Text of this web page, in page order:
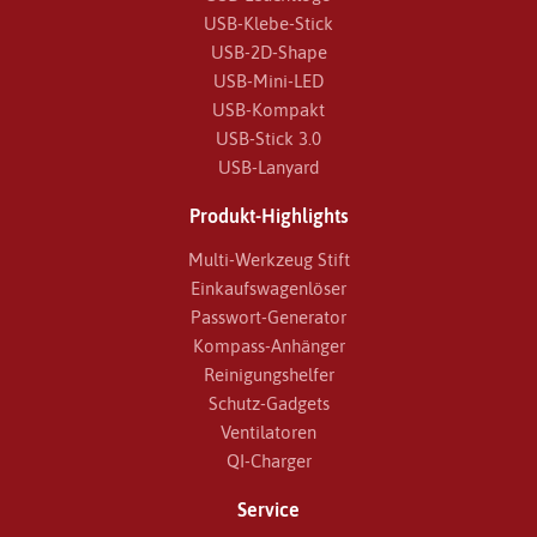
USB-Klebe-Stick
USB-2D-Shape
USB-Mini-LED
USB-Kompakt
USB-Stick 3.0
USB-Lanyard
Produkt-Highlights
Multi-Werkzeug Stift
Einkaufswagenlöser
Passwort-Generator
Kompass-Anhänger
Reinigungshelfer
Schutz-Gadgets
Ventilatoren
QI-Charger
Service